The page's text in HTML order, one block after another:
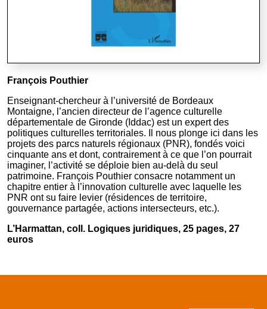
François Pouthier
Enseignant-chercheur à l’université de Bordeaux
Montaigne, l’ancien directeur de l’agence culturelle
départementale de Gironde (Iddac) est un expert des
politiques culturelles territoriales. Il nous plonge ici dans les
projets des parcs naturels régionaux (PNR), fondés voici
cinquante ans et dont, contrairement à ce que l’on pourrait
imaginer, l’activité se déploie bien au-delà du seul
patrimoine. François Pouthier consacre notamment un
chapitre entier à l’innovation culturelle avec laquelle les
PNR ont su faire levier (résidences de territoire,
gouvernance partagée, actions intersecteurs, etc.).
L’Harmattan, coll. Logiques juridiques, 25 pages, 27
euros